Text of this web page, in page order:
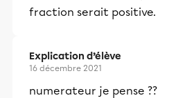
fraction serait positive.
Explication d’élève
16 décembre 2021
numerateur je pense ??